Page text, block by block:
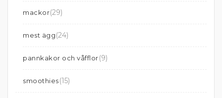
mackor(29)
mest ägg(24)
pannkakor och våfflor(9)
smoothies(15)